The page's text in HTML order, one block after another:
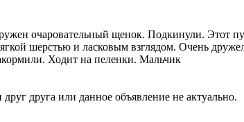
очаровательный щенок. Подкинули.
шерстью и ласковым взглядом. Очень
Ходит на пеленки. Мальчик